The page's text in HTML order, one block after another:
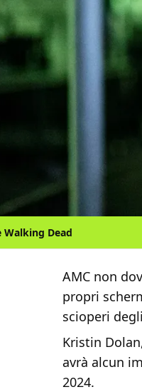
Walking Dead
AMC non
propri
scioperi
Kristin
avrà alcun
2024.